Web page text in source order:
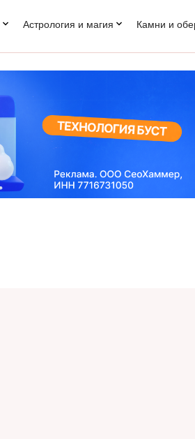
Астрология и магия Камни и